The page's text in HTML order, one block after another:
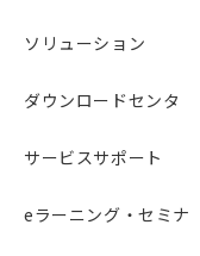
ソリューション
ダウンロードセンタ
サービスサポート
eラーニング・セミナ